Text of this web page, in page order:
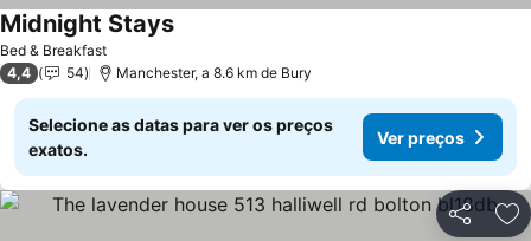
Bed & Breakfast
Midnight Stays
4,4 54 Manchester, a 8.6 km de Bury
Selecione as datas para ver os preços
exatos.
Ver preços
Partilhar